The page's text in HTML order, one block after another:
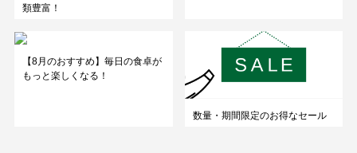
類豊富！
【8月のおすすめ】毎日の食卓が
もっと楽しくなる！
数量・期間限定のお得なセール